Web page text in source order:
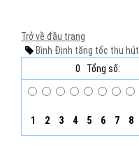
Trở về đầu trang
Bình Định tăng tốc thu hút
0
Tổng số:
1 2 3 4 5 6 7 8